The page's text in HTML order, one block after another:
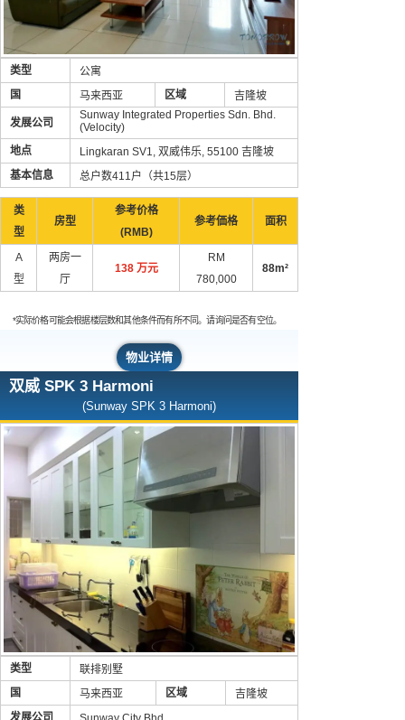
类型
公寓
国
马来西亚 区域 吉隆坡
发展公司
Sunway Integrated Properties Sdn. Bhd.
(Velocity)
地点
Lingkaran SV1, 双威伟乐, 55100 吉隆坡
基本信息
总户数411户（共15层）
类
型
房型
参考价格
(RMB)
参考価格 面积
A
型
两房一
厅
138 万元
RM
780,000
88m²
*实际价格可能会根据楼层数和其他条件而有所不同。请询问是否有空位。
物业详情
双威 SPK 3 Harmoni
(Sunway SPK 3 Harmoni)
类型
联排别墅
国
马来西亚 区域
吉隆坡
发展公司